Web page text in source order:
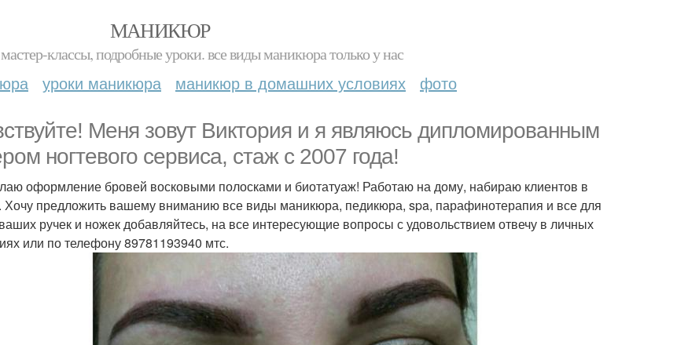
МАНИКЮР
классы, подробные уроки. все виды маникюра только у нас
уроки маникюра маникюр в домашних условиях фото
Меня зовут Виктория и я являюсь дипломированным
ногтевого сервиса, стаж с 2007 года!
оформление бровей восковыми полосками и биотатуаж! Работаю на дому, набираю клиентов в
Хочу предложить вашему вниманию все виды маникюра, педикюра, spa, парафинотерапия и все для
ручек и ножек добавляйтесь, на все интересующие вопросы с удовольствием отвечу в личных
или по телефону 89781193940 мтс.